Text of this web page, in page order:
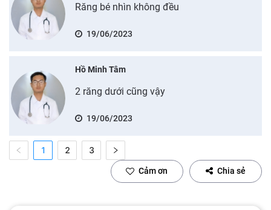
Răng bé nhìn không đều
19/06/2023
Hồ Minh Tâm
2 răng dưới cũng vậy
19/06/2023
1 2 3
Cảm ơn Chia sẻ